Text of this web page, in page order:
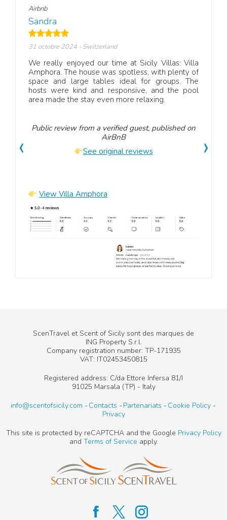
Airbnb
Sandra
31 octobre 2024 - Switzerland
We really enjoyed our time at Sicily Villas: Villa
Amphora. The house was spotless, with plenty of
space and large tables ideal for groups. The
hosts were kind and responsive, and the pool
area made the stay even more relaxing.
Public review from a verified guest, published on
AirBnB
See original reviews
View Villa Amphora
‹ ›
ScenTravel et Scent of Sicily sont des marques de
ING Property S.r.l.
Company registration number: TP-171935
VAT: IT02453450815
Registered address: C/da Ettore Infersa 81/I
91025 Marsala (TP) - Italy
info@scentofsicily.com
Contacts Partenariats
Cookie Policy
Privacy
This site is protected by reCAPTCHA and the Google Privacy Policy
and Terms of Service apply.